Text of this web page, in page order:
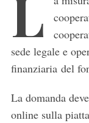
L
sede legale e
finanziaria del
La domanda
online sulla